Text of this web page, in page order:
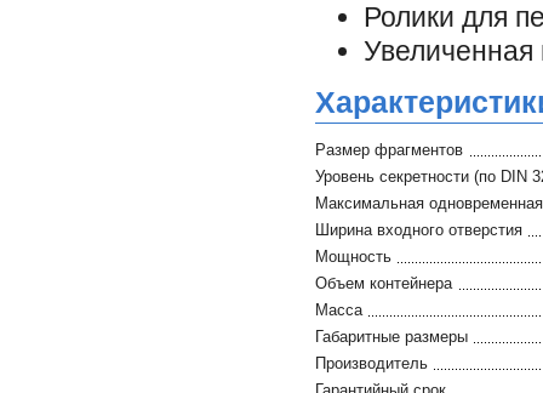
Ролики для
Размер фрагментов
Уровень секретности (по DIN
Максимальная одновременная
Ширина входного отверстия
Мощность
Объем контейнера
Масса
Габаритные размеры
Производитель